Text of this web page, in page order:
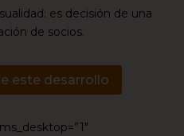
es decisión de una
de socios.
este desarrollo